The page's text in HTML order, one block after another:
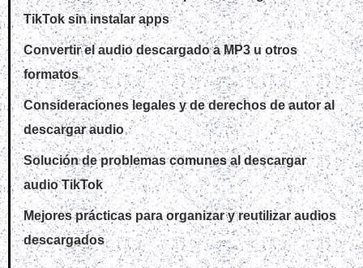
TikTok sin instalar apps
Convertir el audio descargado a MP3 u otros
formatos
Consideraciones legales y de derechos de autor al
descargar audio
Solución de problemas comunes al descargar
audio TikTok
Mejores prácticas para organizar y reutilizar audios
descargados